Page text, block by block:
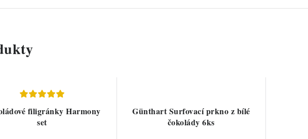
filigránky Harmony
set
Günthart Surfovací prkno z bílé
čokolády 6ks